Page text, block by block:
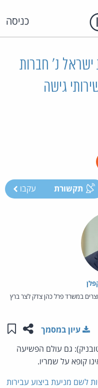
כניסה
03-18 מדינת ישראל נ' חברות
גישה
תקשורת עקבו
במשרד פרל כהן צדק לצר ברץ
שתפו
עיון במסמך
גם עולם הפשיעה
קופא על שמריו.
לשם מניעת ביצוע עבירות